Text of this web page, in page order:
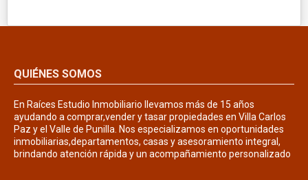
QUIÉNES SOMOS
En Raíces Estudio Inmobiliario llevamos más de 15 años
ayudando a comprar,vender y tasar propiedades en Villa Carlos
Paz y el Valle de Punilla. Nos especializamos en oportunidades
inmobiliarias,departamentos, casas y asesoramiento integral,
brindando atención rápida y un acompañamiento personalizado